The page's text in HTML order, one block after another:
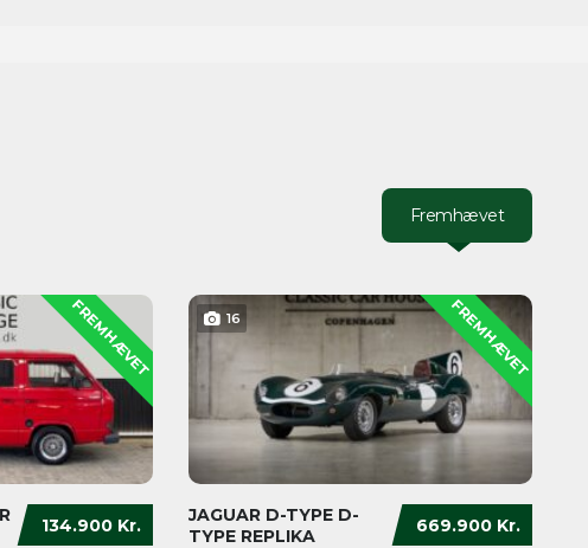
Fremhævet
FREMHÆVET
134.900 Kr.
FREMHÆVET
16
669.900 Kr.
JAGUAR D-TYPE D-
TYPE REPLIKA